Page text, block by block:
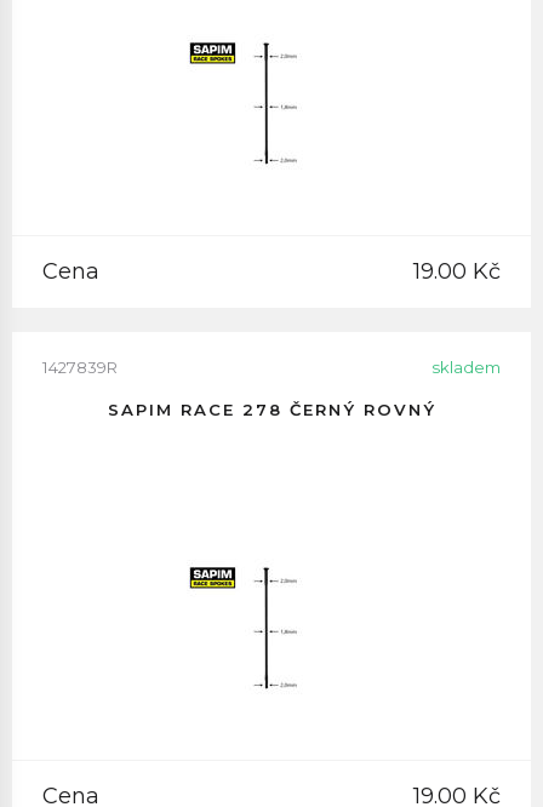
Cena 19.00 Kč
1427839R skladem
SAPIM RACE 278 ČERNÝ ROVNÝ
Cena 19.00 Kč